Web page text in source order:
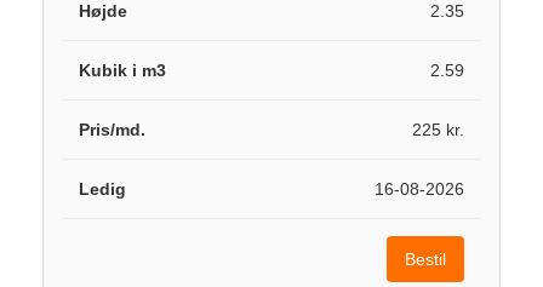
2.35
2.59
225 kr.
16-08-2026
Bestil